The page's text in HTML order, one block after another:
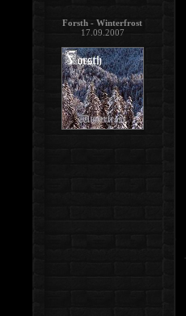
Forsth - Winterfrost
17.09.2007